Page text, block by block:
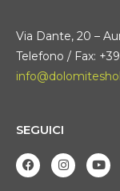
Via Dante, 20 –
Telefono / Fax:
SEGUICI
F
a
c
I
n
s
Y
o
u